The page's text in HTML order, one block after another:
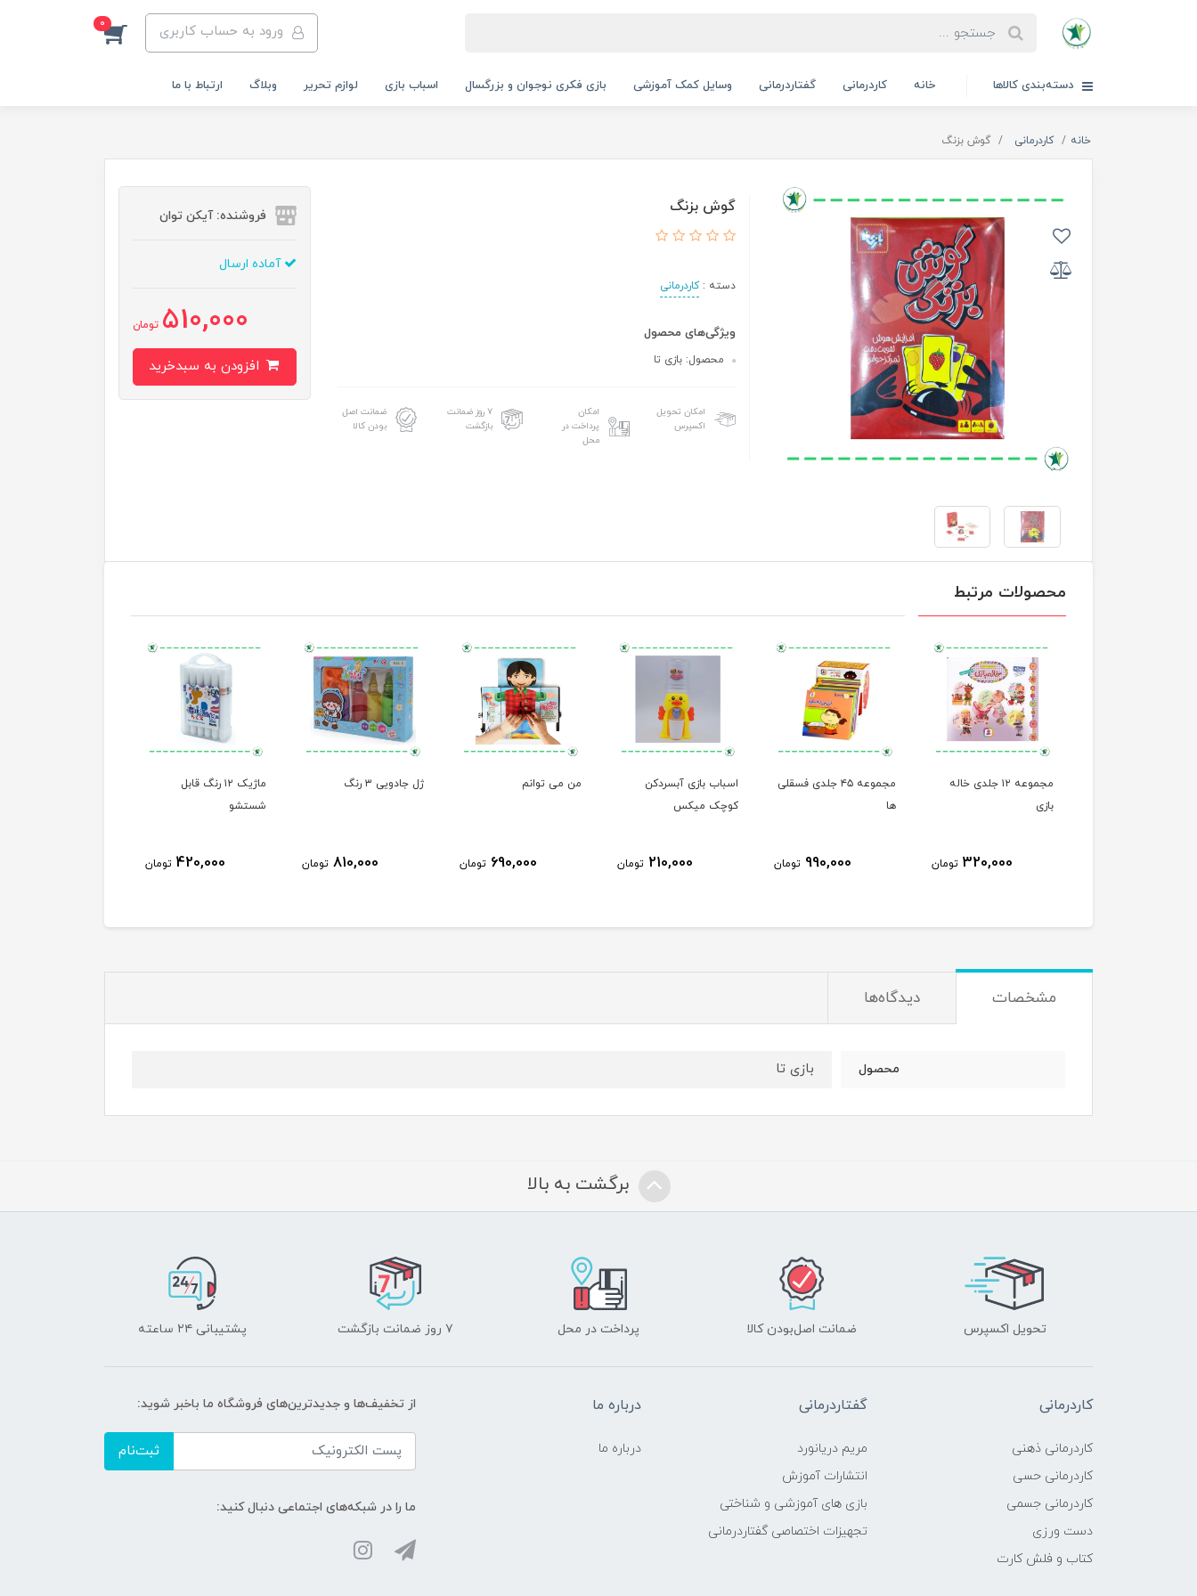
ورود به حساب کاربری 0
دسته‌بندی کالاها خانه کاردرمانی گفتاردرمانی وسایل کمک آموزشی بازی فکری نوجوان و بزرگسال اسباب بازی لوازم تحریر وبلاگ ارتباط با ما
خانه کاردرمانی گوش بزنگ
گوش بزنگ
دسته :کاردرمانی
ویژگی‌های محصول
محصول: بازی تا
امکان تحویل
اکسپرس
امکان
پرداخت در
محل
۷ روز ضمانت
بازگشت
ضمانت اصل
بودن کالا
فروشنده: آیکن توان
آماده ارسال
510,000 تومان
محصولات مرتبط
مجموعه ۱۲ جلدی خاله
بازی
320,000 تومان
مجموعه ۴۵ جلدی فسقلی
ها
990,000 تومان
اسباب بازی آبسردکن
کوچک میکس
210,000 تومان
من می توانم
690,000 تومان
ژل جادویی ۳ رنگ
810,000 تومان
ماژیک ۱۲ رنگ قابل
شستشو
420,000 تومان
مشخصات دیدگاه‌ها
محصول بازی تا
برگشت به بالا
تحویل اکسپرس ضمانت اصل‌بودن کالا پرداخت در محل ۷ روز ضمانت بازگشت پشتیبانی ۲۴ ساعته
کاردرمانی
کاردرمانی ذهنی
کاردرمانی حسی
کاردرمانی جسمی
دست ورزی
کتاب و فلش کارت
گفتاردرمانی
مریم دریانورد
انتشارات آموزش
بازی های آموزشی و شناختی
تجهیزات اختصاصی گفتاردرمانی
درباره ما
درباره ما
از تخفیف‌ها و جدیدترین‌های فروشگاه ما باخبر شوید:
ثبت‌نام
ما را در شبکه‌های اجتماعی دنبال کنید: